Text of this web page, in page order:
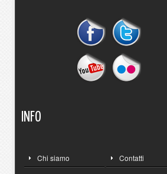
INFO
Chi siamo Contatti